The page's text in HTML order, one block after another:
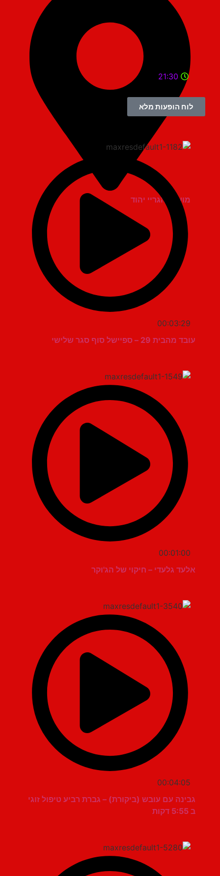
מועדון הגריי יהוד
21:30
לוח הופעות מלא
00:03:29
עובד מהבית 29 – ספיישל סוף סגר שלישי
00:01:00
אלעד גלעדי – חיקוי של הג'וקר
00:04:05
גבינה עם עובש (ביקורת) – גברת רביע טיפול זוגי